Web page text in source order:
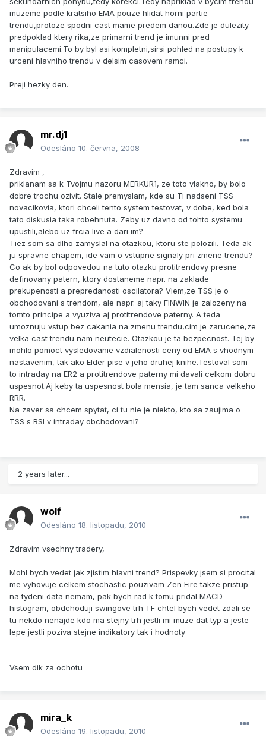
muzeme podle kratsiho EMA pouze hlidat horni partie
trendu,protoze spodni cast mame predem danou.Zde je dulezity
predpoklad ktery rika,ze primarni trend je imunni pred
manipulacemi.To by byl asi kompletni,sirsi pohled na postupy k
urceni hlavniho trendu v delsim casovem ramci.
Preji hezky den.
mr.dj1
Odesláno 10. června, 2008
Zdravim ,
priklanam sa k Tvojmu nazoru MERKUR1, ze toto vlakno, by bolo
dobre trochu ozivit. Stale premyslam, kde su Ti nadseni TSS
novacikovia, ktori chceli tento system testovat, v dobe, ked bola
tato diskusia taka robehnuta. Zeby uz davno od tohto systemu
upustili,alebo uz frcia live a dari im?
Tiez som sa dlho zamyslal na otazkou, ktoru ste polozili. Teda ak
ju spravne chapem, ide vam o vstupne signaly pri zmene trendu?
Co ak by bol odpovedou na tuto otazku protitrendovy presne
definovany patern, ktory dostaneme napr. na zaklade
prekupenosti a prepredanosti oscilatora? Viem,ze TSS je o
obchodovani s trendom, ale napr. aj taky FINWIN je zalozeny na
tomto principe a vyuziva aj protitrendove paterny. A teda
umoznuju vstup bez cakania na zmenu trendu,cim je zarucene,ze
velka cast trendu nam neutecie. Otazkou je ta bezpecnost. Tej by
mohlo pomoct vysledovanie vzdialenosti ceny od EMA s vhodnym
nastavenim, tak ako Elder pise v jeho druhej knihe.Testoval som
to intraday na ER2 a protitrendove paterny mi davali celkom dobru
uspesnot.Aj keby ta uspesnost bola mensia, je tam sanca velkeho
RRR.
Na zaver sa chcem spytat, ci tu nie je niekto, kto sa zaujima o
TSS s RSI v intraday obchodovani?
2 years later...
wolf
Odesláno 18. listopadu, 2010
Zdravim vsechny tradery,
Mohl bych vedet jak zjistim hlavni trend? Prispevky jsem si procital
me vyhovuje celkem stochastic pouzivam Zen Fire takze pristup
na tydeni data nemam, pak bych rad k tomu pridal MACD
histogram, obdchoduji swingove trh TF chtel bych vedet zdali se
tu nekdo nenajde kdo ma stejny trh jestli mi muze dat typ a jeste
lepe jestli poziva stejne indikatory tak i hodnoty
Vsem dik za ochotu
mira_k
Odesláno 19. listopadu, 2010